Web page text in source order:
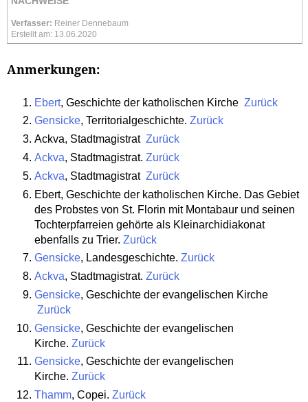
Verfasser: Reiner Dennebaum
Erstellt am: 13.06.2020
Anmerkungen:
Ebert, Geschichte der katholischen Kirche Zurück
Gensicke, Territorialgeschichte. Zurück
Ackva, Stadtmagistrat Zurück
Ackva, Stadtmagistrat. Zurück
Ackva, Stadtmagistrat Zurück
Ebert, Geschichte der katholischen Kirche. Das Gebiet
des Probstes von St. Florin mit Montabaur und seinen
Tochterpfarreien gehörte als Kleinarchidiakonat
ebenfalls zu Trier. Zurück
Gensicke, Landesgeschichte. Zurück
Ackva, Stadtmagistrat. Zurück
Gensicke, Geschichte der evangelischen Kirche
Zurück
Gensicke, Geschichte der evangelischen
Kirche. Zurück
Gensicke, Geschichte der evangelischen
Kirche. Zurück
Thamm, Copei. Zurück